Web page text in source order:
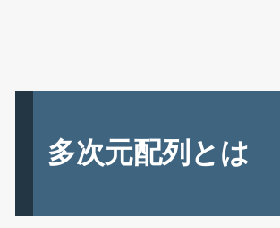
多次元配列とは